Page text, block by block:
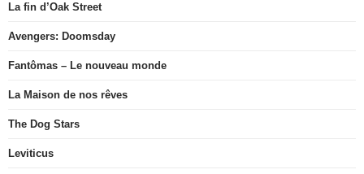
La fin d’Oak Street
Avengers: Doomsday
Fantômas – Le nouveau monde
La Maison de nos rêves
The Dog Stars
Leviticus